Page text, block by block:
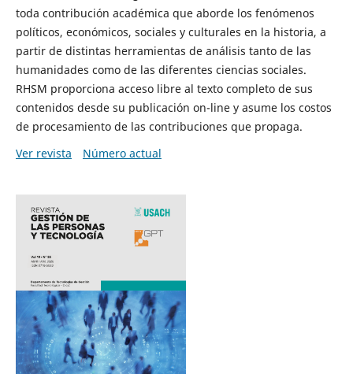
toda contribución académica que aborde los fenómenos
políticos, económicos, sociales y culturales en la historia, a
partir de distintas herramientas de análisis tanto de las
humanidades como de las diferentes ciencias sociales.
RHSM proporciona acceso libre al texto completo de sus
contenidos desde su publicación on-line y asume los costos
de procesamiento de las contribuciones que propaga.
Ver revista
Número actual